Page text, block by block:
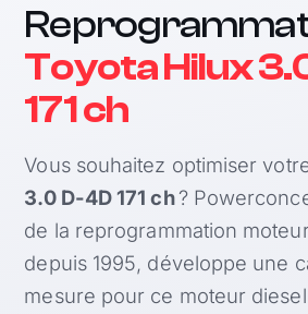
Toyota Hilux
171 ch
Vous souhaitez optimiser
3.0 D-4D 171 ch?
de la reprogrammation
depuis 1995, développe une
mesure pour ce moteur